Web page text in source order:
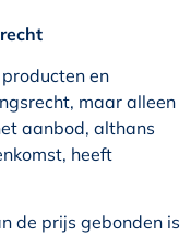
en
maar alleen
aanbod, althans
heeft
de prijs gebonden is